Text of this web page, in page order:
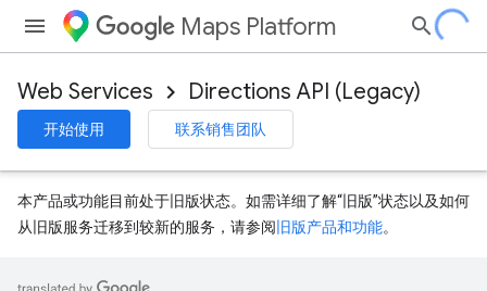
Maps Platform
Web Services Directions API (Legacy)
开始使用 联系销售团队
本产品或功能目前处于旧版状态。如需详细了解“旧版”状态以及如何
从旧版服务迁移到较新的服务，请参阅 旧版产品和功能。